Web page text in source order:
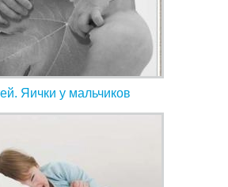
Яички у мальчиков